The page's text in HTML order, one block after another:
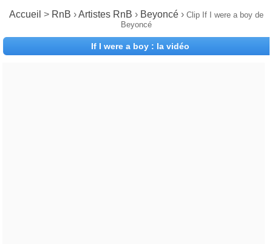
Accueil > RnB ›Artistes RnB › Beyoncé › Clip If I were a boy de
Beyoncé
If I were a boy : la vidéo